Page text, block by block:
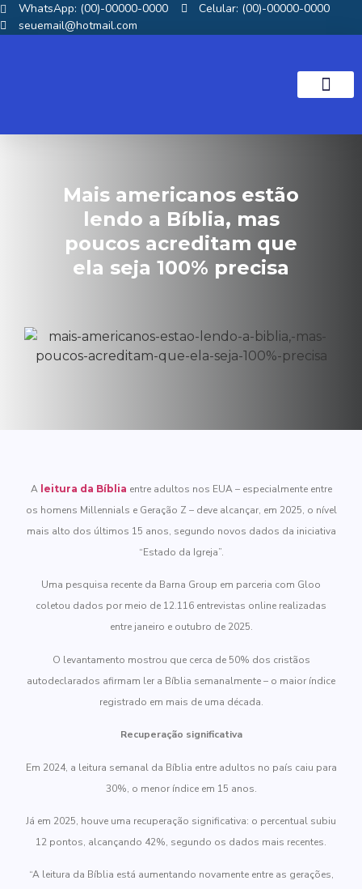
WhatsApp: (00)-00000-0000
Celular: (00)-00000-0000
seuemail@hotmail.com
Mais americanos estão
lendo a Bíblia, mas
poucos acreditam que
ela seja 100% precisa
A leitura da Bíblia entre adultos nos EUA – especialmente entre
os homens Millennials e Geração Z – deve alcançar, em 2025, o nível
mais alto dos últimos 15 anos, segundo novos dados da iniciativa
“Estado da Igreja”.
Uma pesquisa recente da Barna Group em parceria com Gloo
coletou dados por meio de 12.116 entrevistas online realizadas
entre janeiro e outubro de 2025.
O levantamento mostrou que cerca de 50% dos cristãos
autodeclarados afirmam ler a Bíblia semanalmente – o maior índice
registrado em mais de uma década.
Recuperação significativa
Em 2024, a leitura semanal da Bíblia entre adultos no país caiu para
30%, o menor índice em 15 anos.
Já em 2025, houve uma recuperação significativa: o percentual subiu
12 pontos, alcançando 42%, segundo os dados mais recentes.
“A leitura da Bíblia está aumentando novamente entre as gerações,